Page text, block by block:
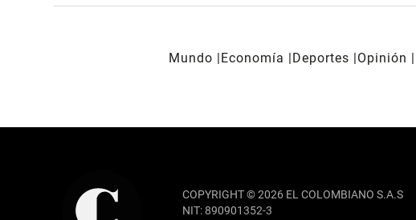
Mundo Economía Deportes Opinión
COPYRIGHT © 2026 EL COLOMBIANO S.A.S
NIT: 890901352-3